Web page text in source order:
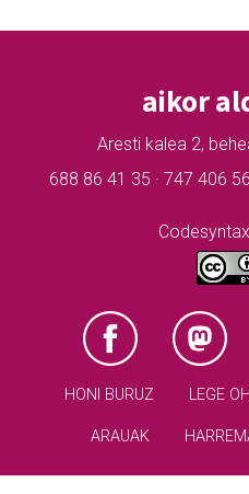
aikor
Aresti kalea 2,
688 86 41 35 · 747 406
HONI BURUZ LEGE
ARAUAK